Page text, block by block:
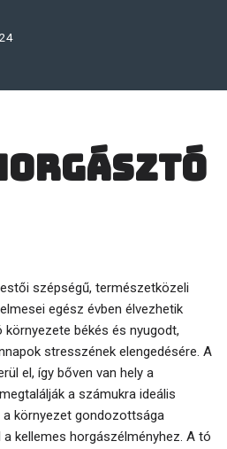
szépségű, természetközeli
egész évben élvezhetik
békés és nyugodt,
stresszének elengedésére. A
el, így bőven van hely a
a számukra ideális
környezet gondozottsága
kellemes horgászélményhez. A tó